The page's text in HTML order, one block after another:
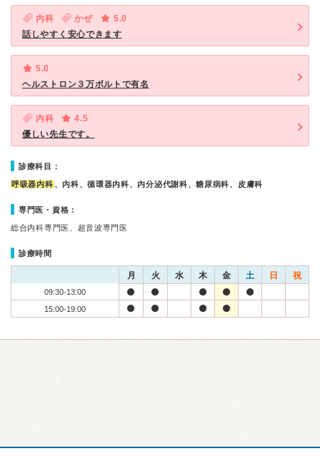
内科 かぜ
5.0
話しやすく安心できます
5.0
ヘルストロン３万ボルトで有名
内科
4.5
優しい先生です。
診療科目：
呼吸器内科 、内科、循環器内科、内分泌代謝科、糖尿病科、皮膚科
専門医・資格：
総合内科専門医、超音波専門医
診療時間
月 火 水 木 金 土 日 祝
09:30-13:00
15:00-19:00